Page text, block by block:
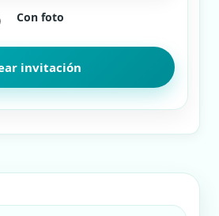
Con foto